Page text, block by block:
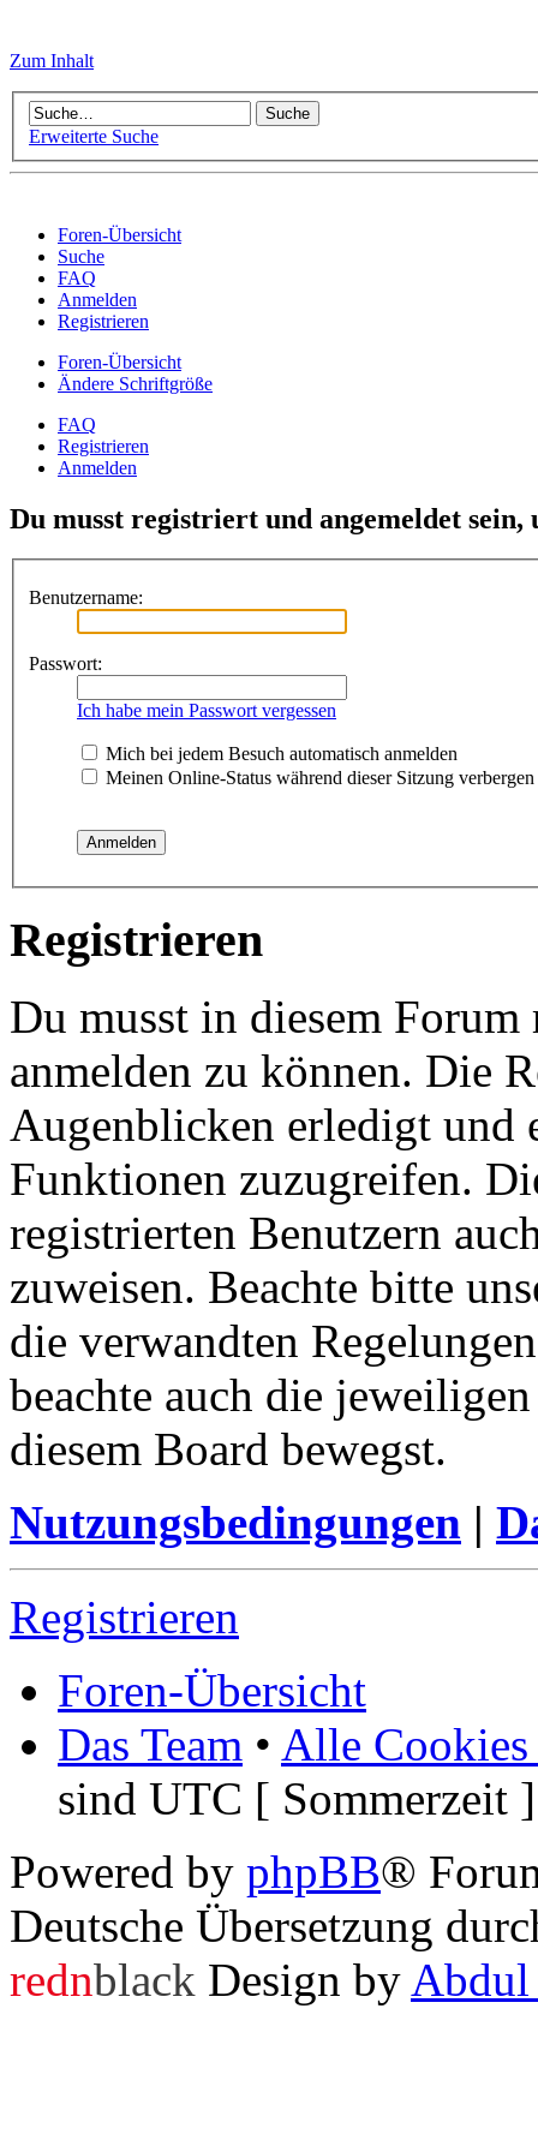
Zum Inhalt
Erweiterte Suche
Foren-Übersicht
Suche
FAQ
Anmelden
Registrieren
Foren-Übersicht
Ändere Schriftgröße
FAQ
Registrieren
Anmelden
Du musst registriert und angemeldet
Benutzername:
Passwort:
Ich habe mein Passwort vergessen
Mich bei jedem Besuch automatisch anmelden
Meinen Online-Status während dieser Sitzung verbergen
Registrieren
Du musst in diesem
anmelden zu können. Die
Augenblicken erledigt und
Funktionen zuzugreifen.
registrierten Benutzern
zuweisen. Beachte bitte
die verwandten
beachte auch die
diesem Board bewegst.
Nutzungsbedingungen |
Registrieren
Foren-Übersicht
Das Team • Alle Cookies
sind UTC [ Sommerzeit ]
Powered by phpBB®
Deutsche Übersetzung
rednblack Design by Abdul